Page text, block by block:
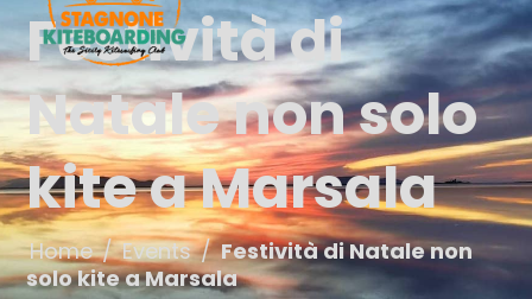
Festività di
Natale non solo
kite a Marsala
Home/Events/Festività di Natale non
solo kite a Marsala